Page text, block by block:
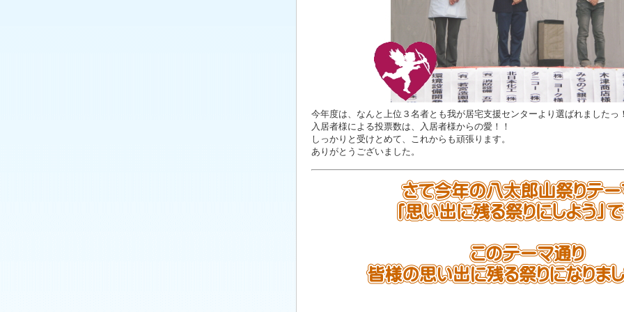
今年度は、なんと上位３名者とも我が居宅支援センターより選ばれましたっ
入居者様による投票数は、入居者様からの愛！！
しっかりと受けとめて、これからも頑張ります。
ありがとうございました。